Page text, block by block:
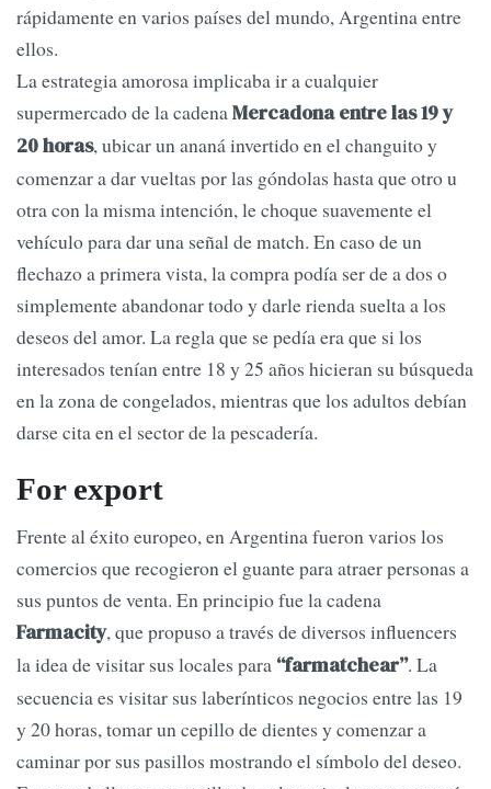
rápidamente en varios países del mundo, Argentina entre
ellos.
La estrategia amorosa implicaba ir a cualquier
supermercado de la cadenaMercadona entre las 19 y
20 horas, ubicar un ananá invertido en el changuito y
comenzar a dar vueltas por las góndolas hasta que otro u
otra con la misma intención, le choque suavemente el
vehículo para dar una señal de match. En caso de un
flechazo a primera vista, la compra podía ser de a dos o
simplemente abandonar todo y darle rienda suelta a los
deseos del amor. La regla que se pedía era que si los
interesados tenían entre 18 y 25 años hicieran su búsqueda
en la zona de congelados, mientras que los adultos debían
darse cita en el sector de la pescadería.
For export
Frente al éxito europeo, en Argentina fueron varios los
comercios que recogieron el guante para atraer personas a
sus puntos de venta. En principio fue la cadena
Farmacity, que propuso a través de diversos influencers
la idea de visitar sus locales para “farmatchear”. La
secuencia es visitar sus laberínticos negocios entre las 19
y 20 horas, tomar un cepillo de dientes y comenzar a
caminar por sus pasillos mostrando el símbolo del deseo.